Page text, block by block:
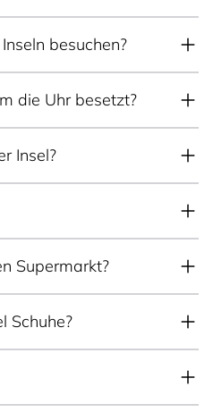
besuchen?
die Uhr besetzt?
Insel?
Supermarkt?
Schuhe?